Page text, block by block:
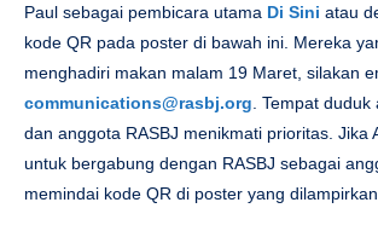
Paul sebagai pembicara utama Di Sini atau
kode QR pada poster di bawah ini. Mereka
menghadiri makan malam 19 Maret, silakan
communications@rasbj.org . Tempat
dan anggota RASBJ menikmati prioritas. Jika
untuk bergabung dengan RASBJ sebagai
memindai kode QR di poster yang